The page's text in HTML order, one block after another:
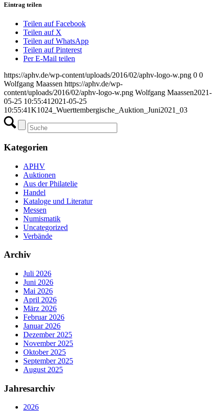
Eintrag teilen
Teilen auf Facebook
Teilen auf X
Teilen auf WhatsApp
Teilen auf Pinterest
Per E-Mail teilen
https://aphv.de/wp-content/uploads/2016/02/aphv-logo-w.png 0 0
Wolfgang Maassen https://aphv.de/wp-
content/uploads/2016/02/aphv-logo-w.png Wolfgang Maassen2021-
05-25 10:55:41 2021-05-25
10:55:41K1024_Wuerttembergische_Auktion_Juni2021_03
Kategorien
APHV
Auktionen
Aus der Philatelie
Handel
Kataloge und Literatur
Messen
Numismatik
Uncategorized
Verbände
Archiv
Juli 2026
Juni 2026
Mai 2026
April 2026
März 2026
Februar 2026
Januar 2026
Dezember 2025
November 2025
Oktober 2025
September 2025
August 2025
Jahresarchiv
2026